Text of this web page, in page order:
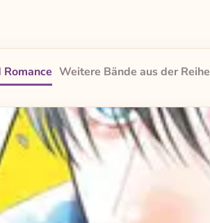
Weitere Bände aus der Reihe